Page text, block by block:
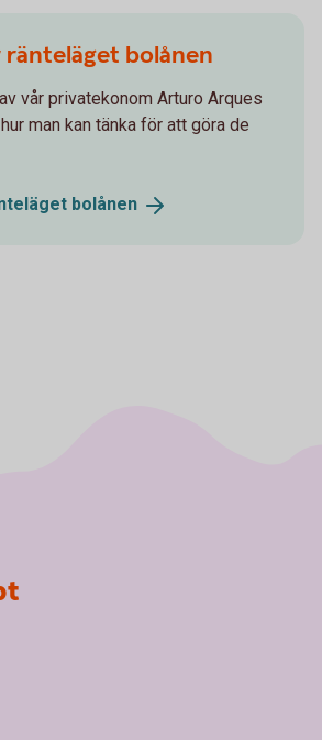
ränteläget bolånen
vår privatekonom Arturo Arques
man kan tänka för att göra de
bolånen